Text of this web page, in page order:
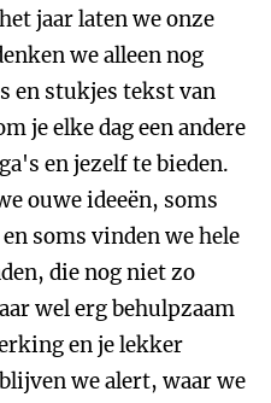
jaar laten we onze
we alleen nog
en stukjes tekst van
je elke dag een andere
en jezelf te bieden.
ouwe ideeën, soms
soms vinden we hele
die nog niet zo
wel erg behulpzaam
en je lekker
we alert, waar we